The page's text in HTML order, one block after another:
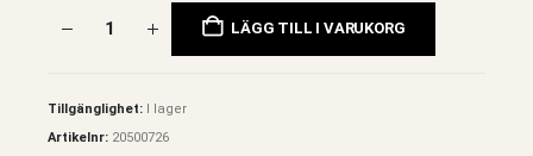
LÄGG TILL I VARUKORG
Tillgänglighet:
I lager
Artikelnr: 20500726